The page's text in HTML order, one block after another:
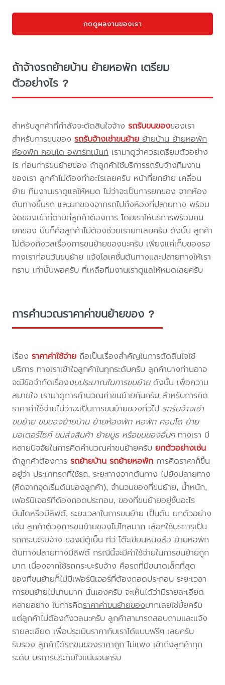
กดดูผลงานของเรา
ถ้าจ้างรถย้ายบ้าน ย้ายหอพัก เตรียม
ตัวอย่างไร ?
สำหรับลูกค้าที่กำลังจะตัดสินใจจ้างรถรับขนของของเรา
สำหรับการขนของรถรับจ้างเช่าขนย้ายย้ายบ้าน ย้ายหอพัก
ห้องพัก คอนโด อพาร์ทเม้นท์เรามาดูว่าควรเตรียมตัวอย่าง
ไร ก่อนการขนย้ายของ ถ้าลูกค้าใช้บริการรถรับจ้างทีมงาน
ของเรา ลูกค้าไม่ต้องทำอะไรเลยครับ หน้าที่ยกย้าย เคลื่อน
ย้าย ทีมงานเราดูแลให้หมด ไม่ว่าจะเป็นการยกของ จากห้อง
ต้นทางขึ้นรถ และยกของจากรถไปถึงห้องที่ปลายทาง พร้อม
จัดของเข้าที่ตามที่ลูกค้าต้องการ โดยเราให้บริการพร้อมคน
ยกของ นั่นก็คือลูกค้าไม่ต้องช่วยเรายกเลยครับ ดังนั้น ลูกค้า
ไม่ต้องกังวลเรื่องการขนย้ายของนะครับ เพียงแค่เก็บของรอ
ทางเราก่อนวันขนย้าย แจ้งโลเคชั่นต้นทางและปลายทางให้เรา
ทราบ เท่านั้นพอครับ ที่เหลือทีมงานเราดูแลให้หมดเลยครับ
การคำนวณราคาค่าขนย้ายของ ?
เรื่องราคาค่าใช้จ่าย ถือเป็นเรื่องสำคัญในการตัดสินใจใช้
บริการ ทางเราเข้าใจลูกค้าในทุกระดับครับ ลูกค้าบางท่านอาจ
จะมีข้อจำกัดเรื่องงบประมาณในการขนย้ายดังนั้น เพื่อความ
สบายใจ เรามาดูการคำนวณค่าขนย้ายกันครับ สำหรับการคิด
ราคาค่าใช้จ่ายไม่ว่าจะเป็นการขนย้ายของทั่วไป รถรับจ้างเช่า
ขนย้าย ขนของย้ายบ้าน ย้ายห้องพัก หอพัก คอนโด ย้าย
มอเตอร์ไซค์ ขนส่งสินค้า ย้ายบูธ หรือขนของอื่นๆทางเรา มี
หลายปัจจัยในการคิดคำนวณค่าขนย้ายครับยกตัวอย่างเช่น
ถ้าลูกค้าต้องการรถย้ายบ้าน รถย้ายหอพัก การคิดราคาก็ขึ้น
อยู่ว่า ประเภทรถที่ใช้รถ, ระยะทางจากต้นทาง ไปยังปลายทาง
(คิดจากจุดเริ่มต้นของลูกค้า), จำนวนของที่ขนย้าย, น้ำหนัก,
เฟอร์นิเจอร์ที่ต้องถอดประกอบ, ของที่ขนย้ายอยู่ชั้นอะไร
บันไดหรือมีลิฟต์, ระยะเวลาในการขนย้าย เป็นต้น ยกตัวอย่าง
เช่น ลูกค้าต้องการขนย้ายของไม่ไกลมาก เลือกใช้บริการเป็น
รถกระบะรับจ้าง ของมีตู้เย็น ทีวี โต๊ะเขียนหนังสือ ย้ายหอพัก
ต้นทางปลายทางมีลิฟต์ กรณีนี้จะมีค่าใช้จ่ายในการขนย้ายถูก
มาก เนื่องจากใช้รถกระบะรับจ้าง คือรถที่มีขนาดเล็กที่สุด
ของที่ขนย้ายก็ไม่มีเฟอร์นิเจอร์ที่ต้องถอดประกอบ ระยะเวลา
การขนย้ายไม่นานมาก นั่นเองครับ จะเห็นได้ว่ามีรายละเอียด
หลายอยาง ในการคิดราคาค่าขนย้ายของมากเลยใช่มั้ยครับ
แต่ลูกค้าไม่ต้องกังวลนะครับ ลูกค้าสามารถสอบถามและแจ้ง
รายละเอียด เพื่อประเมินราคากับเราได้แบบฟรีๆ เลยครับ
รับรอง ลูกค้าได้รถขนของราคาถูกไม่แพง เข้าถึงลูกค้าทุก
ระดับ บริการประทับใจแน่นอนครับ